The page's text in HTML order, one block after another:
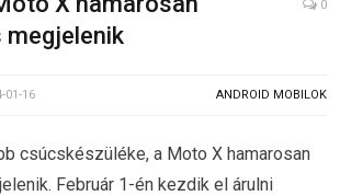
megjelenik
0
01-16 ANDROID MOBILOK
csúcskészüléke, a Moto X hamarosan
Február 1-én kezdik el árulni